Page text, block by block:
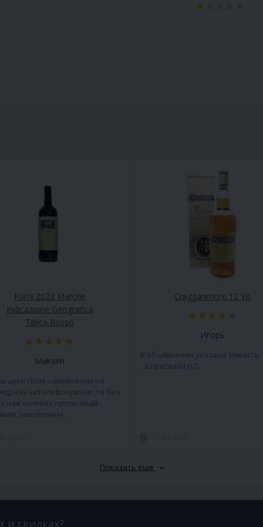
Kurni 2022 Marche
Indicazione Geografica
Tipica Rosso
Maksim
ціна! Після замовлення на
зателефонували ,та без
пропозицій
замовлення ..
Cragganmore 12 Yo
Игорь
В объявлении указана ёмкость
, а прислали 0.7..
Показать еще
и скидках?